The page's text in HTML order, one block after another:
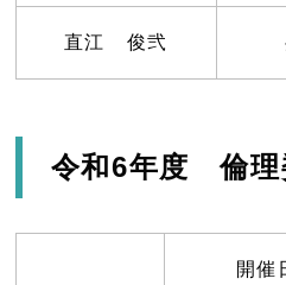
直江 俊弐
令和6年度 倫理
開催